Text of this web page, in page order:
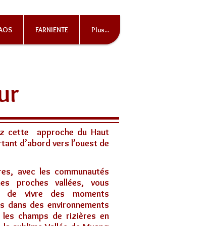
FARNIENTE Plus...
cette approche du Haut
d’abord vers l’ouest de
avec les communautés
proches vallées, vous
de vivre des moments
dans des environnements
champs de rizières en